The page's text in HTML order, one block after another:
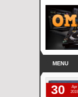
MENU
30
Apr
2019